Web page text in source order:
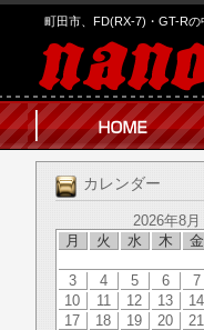
町田市、FD(RX-7)・GT-Rの
カレンダー
2026年8月
月
火 水 木 金
3
4 5 6 7
10
11 12 13 14
17
18 19 20 21